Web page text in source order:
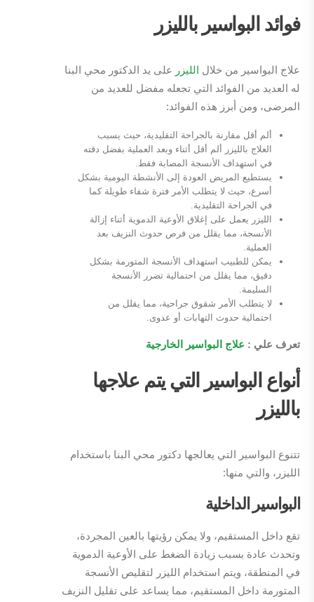
فوائد البواسير بالليزر
علاج البواسير من خلال الليزر على يد الدكتور محي البنا
له العديد من الفوائد التي تجعله مفضل للعديد من
المرضى، ومن أبرز هذه الفوائد:
ألم أقل مقارنة بالجراحة التقليدية، حيث يسبب
العلاج بالليزر ألم أقل أثناء وبعد العملية بفضل دقته
في استهداف الأنسجة المصابة فقط.
يستطيع المريض العودة إلى الأنشطة اليومية بشكل
أسرع، حيث لا يتطلب الأمر فترة شفاء طويلة كما
في الجراحة التقليدية.
الليزر يعمل على إغلاق الأوعية الدموية أثناء إزالة
الأنسجة، مما يقلل من فرص حدوث النزيف بعد
العملية.
يمكن للطبيب استهداف الأنسجة المتورمة بشكل
دقيق، مما يقلل من احتمالية تضرر الأنسجة
السليمة.
لا يتطلب الأمر شقوق جراحية، مما يقلل من
احتمالية حدوث التهابات أو عدوى.
تعرف علي : علاج البواسير الخارجية
أنواع البواسير التي يتم علاجها
بالليزر
تتنوع البواسير التي يعالجها دكتور محي البنا باستخدام
الليزر، والتي منها:
البواسير الداخلية
تقع داخل المستقيم، ولا يمكن رؤيتها بالعين المجردة،
وتحدث عادة بسبب زيادة الضغط على الأوعية الدموية
في المنطقة، ويتم استخدام الليزر لتقليص الأنسجة
المتورمة داخل المستقيم، مما يساعد على تقليل النزيف